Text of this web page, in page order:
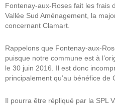
Fontenay-aux-Roses fait les frais
Vallée Sud Aménagement, la
concernant Clamart.
Rappelons que Fontenay-aux-
puisque notre commune est à
le 30 juin 2016. Il est donc
principalement qu’au bénéfice de
Il pourra être répliqué par la SPL